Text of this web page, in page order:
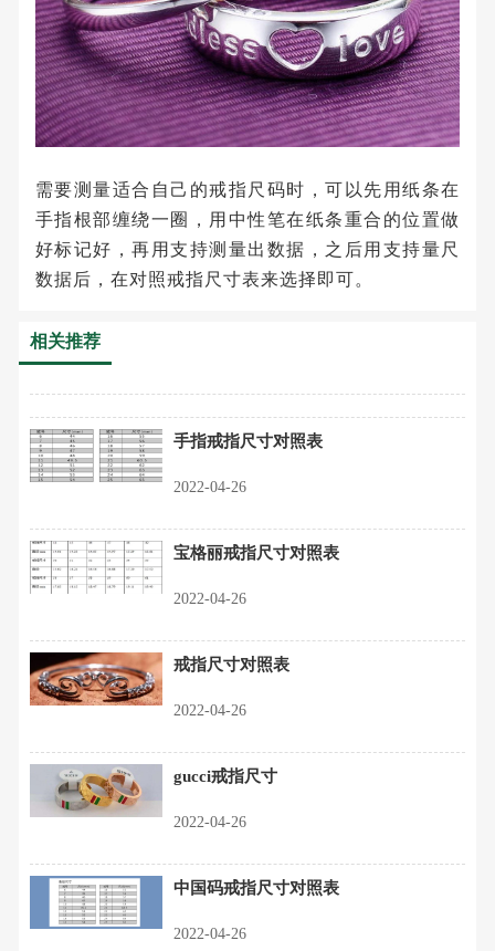
需要测量适合自己的戒指尺码时，可以先用纸条在
手指根部缠绕一圈，用中性笔在纸条重合的位置做
好标记好，再用支持测量出数据，之后用支持量尺
数据后，在对照戒指尺寸表来选择即可。
相关推荐
手指戒指尺寸对照表
2022-04-26
宝格丽戒指尺寸对照表
2022-04-26
戒指尺寸对照表
2022-04-26
gucci戒指尺寸
2022-04-26
中国码戒指尺寸对照表
2022-04-26